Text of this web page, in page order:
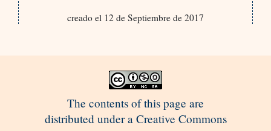
creado el 12 de Septiembre de 2017
The contents of this page are
distributed under a Creative Commons